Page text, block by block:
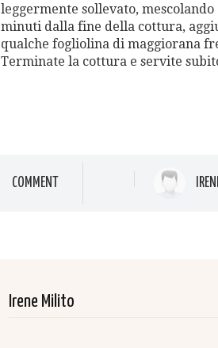
leggermente sollevato, mescolando
minuti dalla fine della cottura,
qualche fogliolina di maggiorana
Terminate la cottura e servite
COMMENT
Irene Milito